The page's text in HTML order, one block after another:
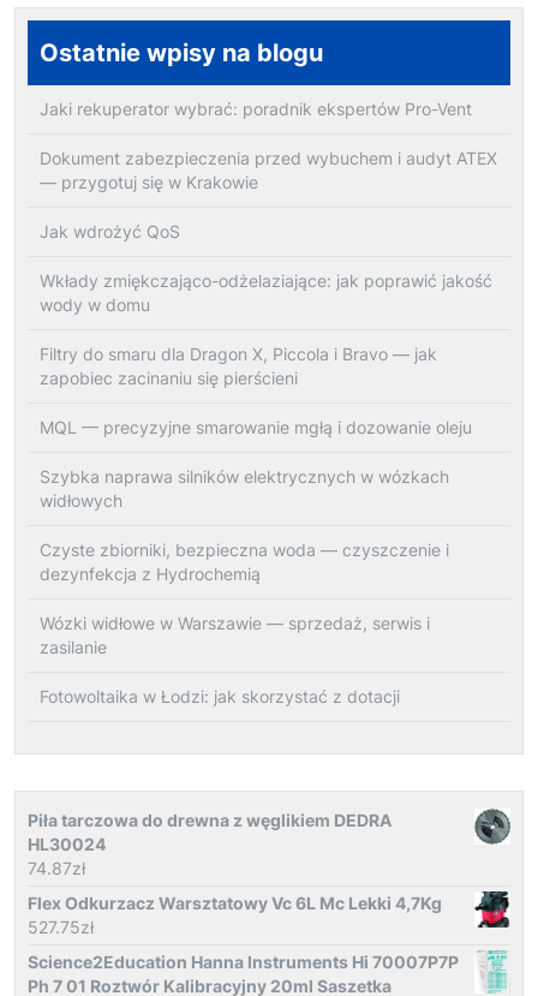
Ostatnie wpisy na blogu
Jaki rekuperator wybrać: poradnik ekspertów Pro-Vent
Dokument zabezpieczenia przed wybuchem i audyt ATEX
— przygotuj się w Krakowie
Jak wdrożyć QoS
Wkłady zmiękczająco-odżelaziające: jak poprawić jakość
wody w domu
Filtry do smaru dla Dragon X, Piccola i Bravo — jak
zapobiec zacinaniu się pierścieni
MQL — precyzyjne smarowanie mgłą i dozowanie oleju
Szybka naprawa silników elektrycznych w wózkach
widłowych
Czyste zbiorniki, bezpieczna woda — czyszczenie i
dezynfekcja z Hydrochemią
Wózki widłowe w Warszawie — sprzedaż, serwis i
zasilanie
Fotowoltaika w Łodzi: jak skorzystać z dotacji
Piła tarczowa do drewna z węglikiem DEDRA
HL30024
74.87zł
Flex Odkurzacz Warsztatowy Vc 6L Mc Lekki 4,7Kg
527.75zł
Science2Education Hanna Instruments Hi 70007P7P
Ph 7 01 Roztwór Kalibracyjny 20ml Saszetka